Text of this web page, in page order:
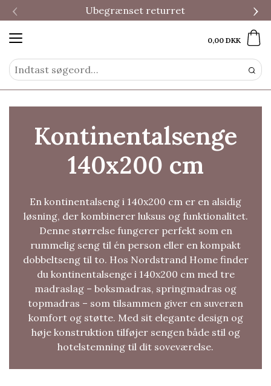
Ubegrænset returret
‹ ›
0,00 DKK
Kontinentalsenge
140x200 cm
En kontinentalseng i 140x200 cm er en alsidig
løsning, der kombinerer luksus og funktionalitet.
Denne størrelse fungerer perfekt som en
rummelig seng til én person eller en kompakt
dobbeltseng til to. Hos Nordstrand Home finder
du kontinentalsenge i 140x200 cm med tre
madraslag – boksmadras, springmadras og
topmadras – som tilsammen giver en suveræn
komfort og støtte. Med sit elegante design og
høje konstruktion tilføjer sengen både stil og
hotelstemning til dit soveværelse.